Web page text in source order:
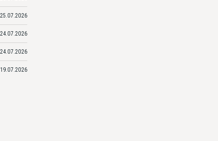
25.07.2026
24.07.2026
24.07.2026
19.07.2026